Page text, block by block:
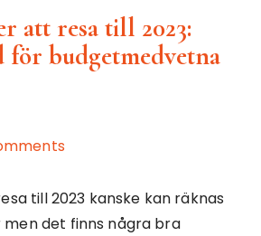
att resa till 2023:
för budgetmedvetna
till 2023 kanske kan räknas
det finns några bra